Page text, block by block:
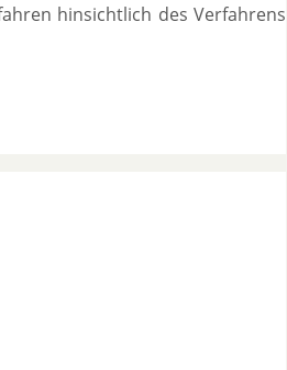
hinsichtlich des Verfahrens